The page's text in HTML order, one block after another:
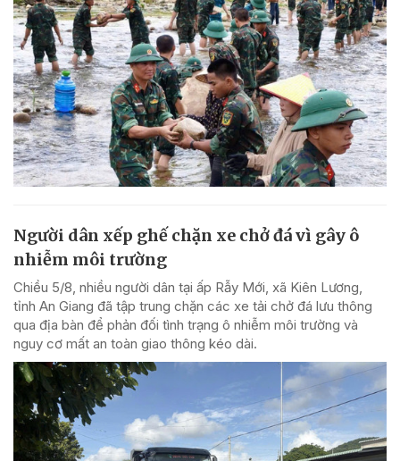
Người dân xếp ghế chặn xe chở đá vì gây ô
nhiễm môi trường
Chiều 5/8, nhiều người dân tại ấp Rẫy Mới, xã Kiên Lương,
tỉnh An Giang đã tập trung chặn các xe tải chở đá lưu thông
qua địa bàn để phản đối tình trạng ô nhiễm môi trường và
nguy cơ mất an toàn giao thông kéo dài.